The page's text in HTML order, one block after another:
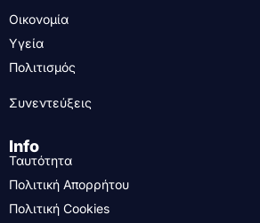
Οικονομία
Υγεία
Πολιτισμός
Συνεντεύξεις
Info
Ταυτότητα
Πολιτική Απορρήτου
Πολιτική Cookies